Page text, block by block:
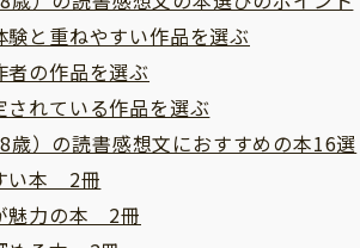
と重ねやすい作品を選ぶ
の作品を選ぶ
れている作品を選ぶ
歳）の読書感想文におすすめの本16選
い本 2冊
魅力の本 2冊